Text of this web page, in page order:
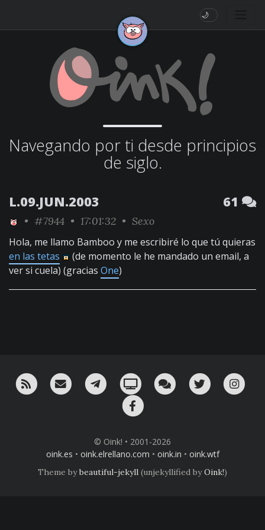
🌙
Navegando por ti desde principios
de siglo.
L.09.JUN.2003 61
• #7944 • 17:01:32 • Sexo
Hola, me llamo Bamboo y me escribiré lo que tú quieras
en las tetas
(de momento le he mandado un email, a
ver si cuela) (gracias One)
RSS ¡Mándame un email!¡Nuestro canal en Telegram!
Oink! TV Charla con nosotros
Twitter
© Oink! • 2001-2026
oink.es • oink.elrellano.com • oink.in • oink.wtf
Theme bybeautiful-jekyll (unjekyllified byOink!)